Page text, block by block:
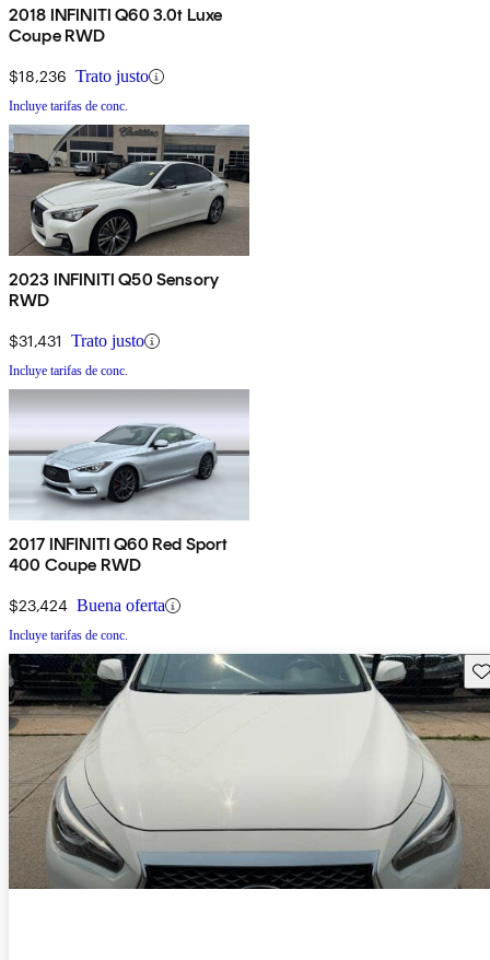
2018 INFINITI Q60 3.0t Luxe
Coupe RWD
$18,236 Trato justo
Incluye tarifas de conc.
2023 INFINITI Q50 Sensory
RWD
$31,431 Trato justo
Incluye tarifas de conc.
2017 INFINITI Q60 Red Sport
400 Coupe RWD
$23,424 Buena oferta
Incluye tarifas de conc.